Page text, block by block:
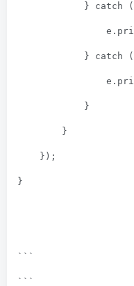
} catch
} catch
}
}
});
}
```
```